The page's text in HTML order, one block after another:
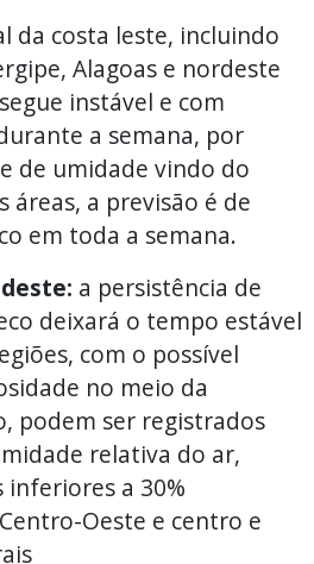
da costa leste, incluindo
Alagoas e nordeste
instável e com
a semana, por
de umidade vindo do
áreas, a previsão é de
em toda a semana.
a persistência de
deixará o tempo estável
com o possível
no meio da
podem ser registrados
relativa do ar,
inferiores a 30%
Oeste e centro e